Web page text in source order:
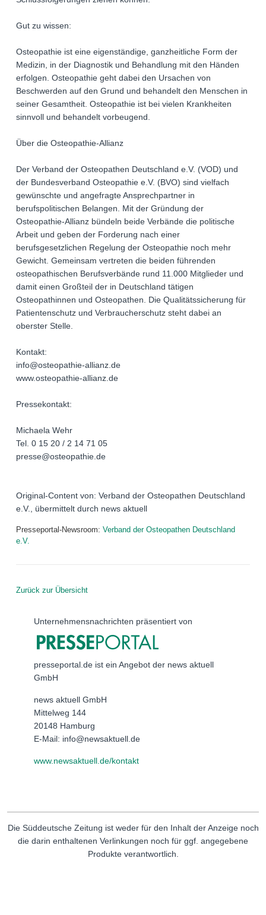
Gut zu wissen:
Osteopathie ist eine eigenständige, ganzheitliche Form der
Medizin, in der Diagnostik und Behandlung mit den Händen
erfolgen. Osteopathie geht dabei den Ursachen von
Beschwerden auf den Grund und behandelt den Menschen in
seiner Gesamtheit. Osteopathie ist bei vielen Krankheiten
sinnvoll und behandelt vorbeugend.
Über die Osteopathie-Allianz
Der Verband der Osteopathen Deutschland e.V. (VOD) und
der Bundesverband Osteopathie e.V. (BVO) sind vielfach
gewünschte und angefragte Ansprechpartner in
berufspolitischen Belangen. Mit der Gründung der
Osteopathie-Allianz bündeln beide Verbände die politische
Arbeit und geben der Forderung nach einer
berufsgesetzlichen Regelung der Osteopathie noch mehr
Gewicht. Gemeinsam vertreten die beiden führenden
osteopathischen Berufsverbände rund 11.000 Mitglieder und
damit einen Großteil der in Deutschland tätigen
Osteopathinnen und Osteopathen. Die Qualitätssicherung für
Patientenschutz und Verbraucherschutz steht dabei an
oberster Stelle.
Kontakt:
info@osteopathie-allianz.de
www.osteopathie-allianz.de
Pressekontakt:
Michaela Wehr
Tel. 0 15 20 / 2 14 71 05
presse@osteopathie.de
Original-Content von: Verband der Osteopathen Deutschland
e.V., übermittelt durch news aktuell
Presseportal-Newsroom: Verband der Osteopathen Deutschland
e.V.
Zurück zur Übersicht
Unternehmensnachrichten präsentiert von
presseportal.de ist ein Angebot der news aktuell
GmbH
news aktuell GmbH
Mittelweg 144
20148 Hamburg
E-Mail: info@newsaktuell.de
www.newsaktuell.de/kontakt
Die Süddeutsche Zeitung ist weder für den Inhalt der Anzeige noch
die darin enthaltenen Verlinkungen noch für ggf. angegebene
Produkte verantwortlich.